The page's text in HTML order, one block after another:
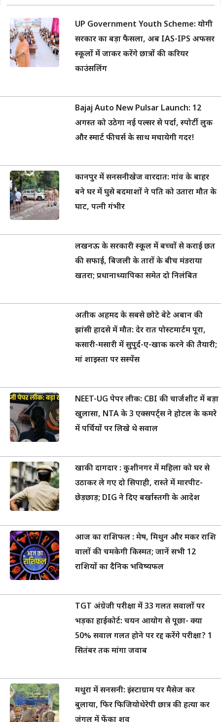
UP Government Youth Scheme: योगी
सरकार का बड़ा फैसला, अब IAS-IPS अफसर
स्कूलों में जाकर करेंगे छात्रों की करियर
काउंसलिंग
Bajaj Auto New Pulsar Launch: 12
अगस्त को उठेगा नई पल्सर से पर्दा, स्पोर्टी लुक
और स्मार्ट फीचर्स के साथ मचायेगी गदर!
कानपुर में सनसनीखेज वारदात: गांव के बाहर
बने घर में घुसे बदमाशों ने पति को उतारा मौत के
घाट, पत्नी गंभीर
लखनऊ के सरकारी स्कूल में बच्चों से कराई छत
की सफाई, बिजली के तारों के बीच मंडराया
खतरा; प्रधानाध्यापिका समेत दो निलंबित
अतीक अहमद के सबसे छोटे बेटे अबान की
झांसी हादसे में मौत: देर रात पोस्टमार्टम पूरा,
कसारी-मसारी में सुपुर्द-ए-खाक करने की तैयारी;
मां शाइस्ता पर सस्पेंस
NEET-UG पेपर लीक: CBI की चार्जशीट में बड़ा
खुलासा, NTA के 3 एक्सपर्ट्स ने होटल के कमरे
में पर्चियों पर लिखे थे सवाल
खाकी दागदार : कुशीनगर में महिला को घर से
उठाकर ले गए दो सिपाही, रास्ते में मारपीट-
छेड़छाड़; DIG ने दिए बर्खास्तगी के आदेश
आज का राशिफल : मेष, मिथुन और मकर राशि
वालों की चमकेगी किस्मत; जानें सभी 12
राशियों का दैनिक भविष्यफल
TGT अंग्रेजी परीक्षा में 33 गलत सवालों पर
भड़का हाईकोर्ट: चयन आयोग से पूछा- क्या
50% सवाल गलत होने पर रद्द करेंगे परीक्षा? 1
सितंबर तक मांगा जवाब
मथुरा में सनसनी: इंस्टाग्राम पर मैसेज कर
बुलाया, फिर फिजियोथेरेपी छात्र की हत्या कर